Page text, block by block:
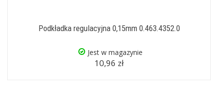
Podkładka regulacyjna 0,15mm 0.463.4352.0
Jest w magazynie
10,96 zł